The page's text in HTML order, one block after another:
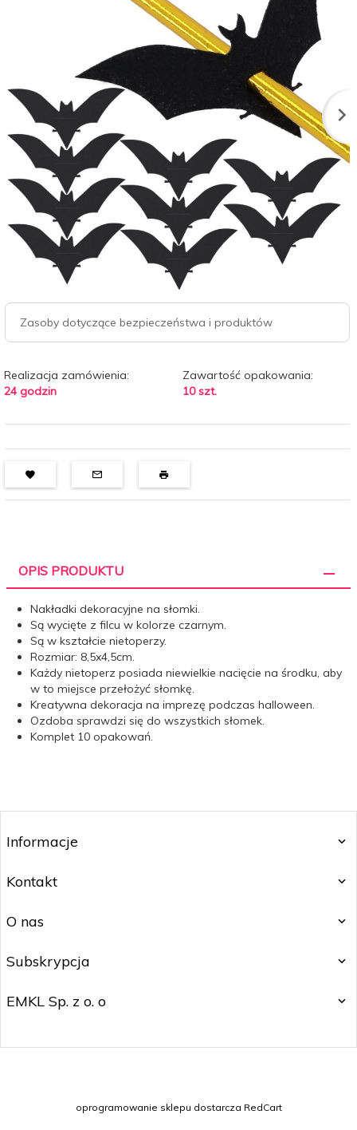
Zasoby dotyczące bezpieczeństwa i produktów
Realizacja zamówienia:
24 godzin
Zawartość opakowania:
10 szt.
OPIS PRODUKTU
Nakładki dekoracyjne na słomki.
Są wycięte z filcu w kolorze czarnym.
Są w kształcie nietoperzy.
Rozmiar: 8,5x4,5cm.
Każdy nietoperz posiada niewielkie nacięcie na środku, aby
w to miejsce przełożyć słomkę.
Kreatywna dekoracja na imprezę podczas halloween.
Ozdoba sprawdzi się do wszystkich słomek.
Komplet 10 opakowań.
Informacje
Kontakt
O nas
Subskrypcja
EMKL Sp. z o. o
oprogramowanie sklepu dostarcza RedCart